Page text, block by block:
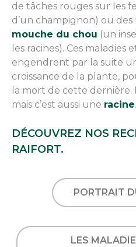
de tâches rouges sur les
d’un champignon) ou
mouche du chou (un
les racines). Ces maladies
engendrent par la suite
croissance de la plante,
la mort de cette
mais c’est aussi une racine.
DÉCOUVREZ NOS
RAIFORT.
PORTRAIT
LES